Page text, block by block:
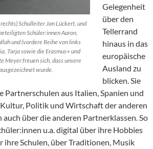
Schulleiter Jan Lückert, und
Schüler:innen Aaron,
und (vordere Reihe von links
Tarja sowie die Erasmus+ und
Meyer freuen sich, dass unsere
wurde.
Gelegenheit
über den
Tellerrand
hinaus in das
europäische
Ausland zu
blicken. Sie
Partnerschulen aus Italien, Spanien und
Politik und Wirtschaft der anderen
über die anderen Partnerklassen. So
u.a. digital über ihre Hobbies
ihre Schulen, über Traditionen, Musik